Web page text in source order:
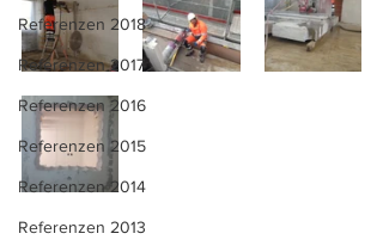
Referenzen 2018
Referenzen 2017
Referenzen 2016
Referenzen 2015
Referenzen 2014
Referenzen 2013